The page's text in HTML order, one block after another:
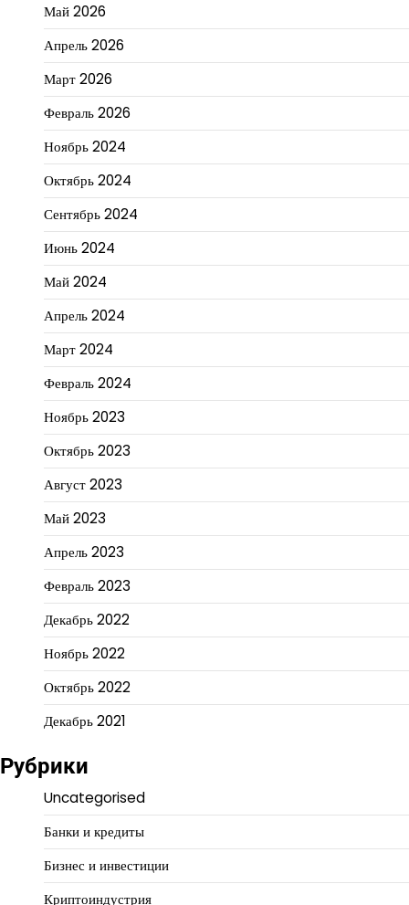
Май 2026
Апрель 2026
Март 2026
Февраль 2026
Ноябрь 2024
Октябрь 2024
Сентябрь 2024
Июнь 2024
Май 2024
Апрель 2024
Март 2024
Февраль 2024
Ноябрь 2023
Октябрь 2023
Август 2023
Май 2023
Апрель 2023
Февраль 2023
Декабрь 2022
Ноябрь 2022
Октябрь 2022
Декабрь 2021
Рубрики
Uncategorised
Банки и кредиты
Бизнес и инвестиции
Криптоиндустрия